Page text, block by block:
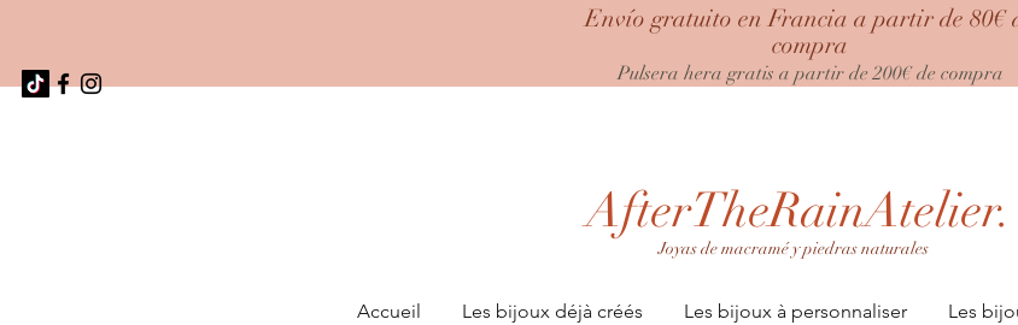
Envío gratuito en Francia a partir de 80€
compra
Pulsera hera gratis a partir de 200€ de compra
AfterTheRainAtelier.
Joyas de macramé y piedras naturales
Accueil Les bijoux déjà créés Les bijoux à personnaliser Les